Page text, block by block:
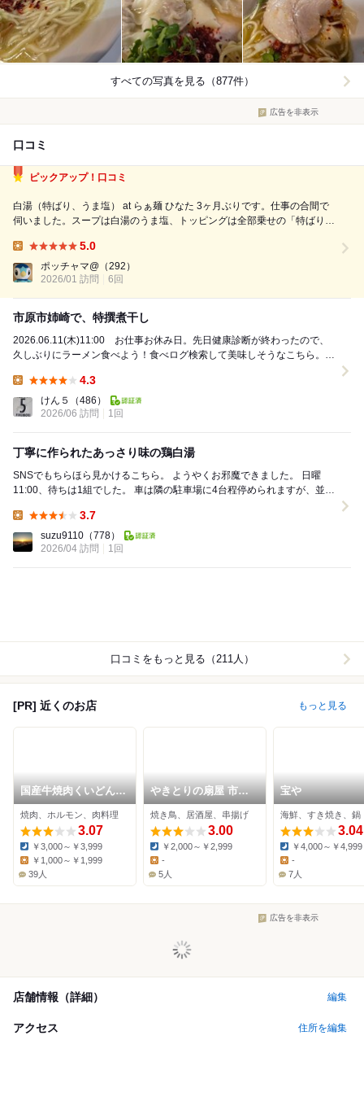
すべての写真を見る（877件）
広告を非表示
口コミ
ピックアップ！口コミ
白湯（特ばり、うま塩） at らぁ麺 ひなた 3ヶ月ぶりです。仕事の合間で
伺いました。スープは白湯のうま塩、トッピングは全部乗せの「特ばり」
た。 優しい塩スープが心も体も温めてくれます。美味しい。綺麗な麺も
喉越し優しくて...
5.0
ポッチャマ@ （292）
2026/01 訪問
6回
市原市姉崎で、特撰煮干し
2026.06.11(木)11:00 お仕事お休み日。先日健康診断が終わったので、
久しぶりにラーメン食べよう！食べログ検索して美味しそうなこちら。自
4.3
けん５
（486）
2026/06 訪問
1回
丁寧に作られたあっさり味の鶏白湯
SNSでもちらほら見かけるこちら。 ようやくお邪魔できました。 日曜
11:00、待ちは1組でした。 車は隣の駐車場に4台程停められますが、並ぶ
3.7
suzu9110 （778）
2026/04 訪問
1回
口コミをもっと見る（211人）
[PR] 近くのお店 もっと見る
国産牛焼肉くいどん
市原五井店
焼肉、ホルモン、肉料理
3.07
Dinner:
￥3,000～￥3,999
Lunch:
￥1,000～￥1,999
39人
やきとりの扇屋 市原
青柳店
焼き鳥、居酒屋、串揚げ
3.00
Dinner:
￥2,000～￥2,999
Lunch:
-
5人
宝や
海鮮、すき焼き、鍋
3.04
Dinner:
￥4,000～￥4,999
Lunch:
-
7人
広告を非表示
店舗情報（詳細） 編集
アクセス 住所を編集